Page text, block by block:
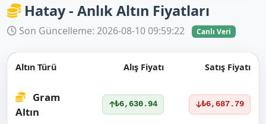
Hatay - Anlık Altın Fiyatları
Son Güncelleme: 2026-08-10 09:59:22 Canlı Veri
Altın Türü Alış Fiyatı Satış Fiyatı
Gram
Altın
₺6,630.94 ₺6,687.79